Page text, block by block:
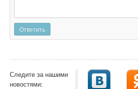
Ответить
Следите за нашими
новостями: